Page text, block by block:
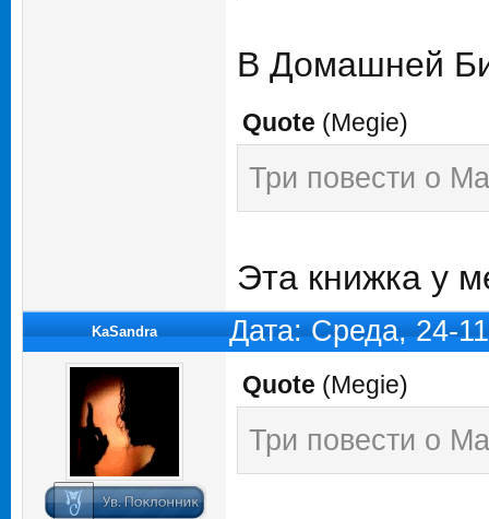
В Домашней
Quote (Megie)
Три повести о
Эта книжка у
KaSandra Дата: Среда, 24-
Quote (Megie)
Три повести о